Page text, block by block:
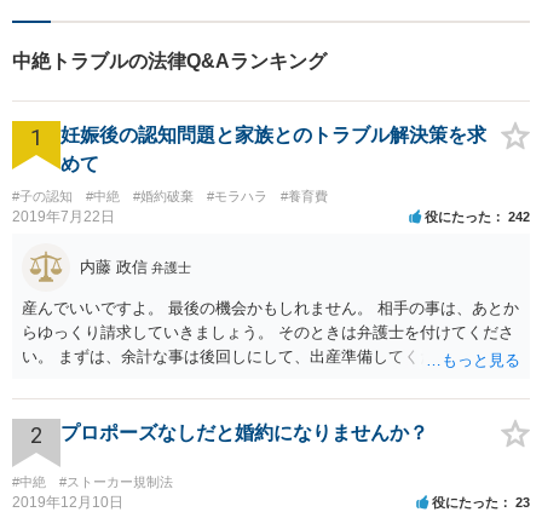
中絶トラブルの法律Q&Aランキング
1
妊娠後の認知問題と家族とのトラブル解決策を求
めて
#子の認知 #中絶 #婚約破棄 #モラハラ #養育費
2019年7月22日 役にたった 242
内藤 政信 弁護士
産んでいいですよ。 最後の機会かもしれません。 相手の事は、あとか
らゆっくり請求していきましょう。 そのときは弁護士を付けてくださ
い。 まずは、余計な事は後回しにして、出産準備してください。
2 プロポーズなしだと婚約になりませんか？
#中絶 #ストーカー規制法
2019年12月10日 役にたった 23